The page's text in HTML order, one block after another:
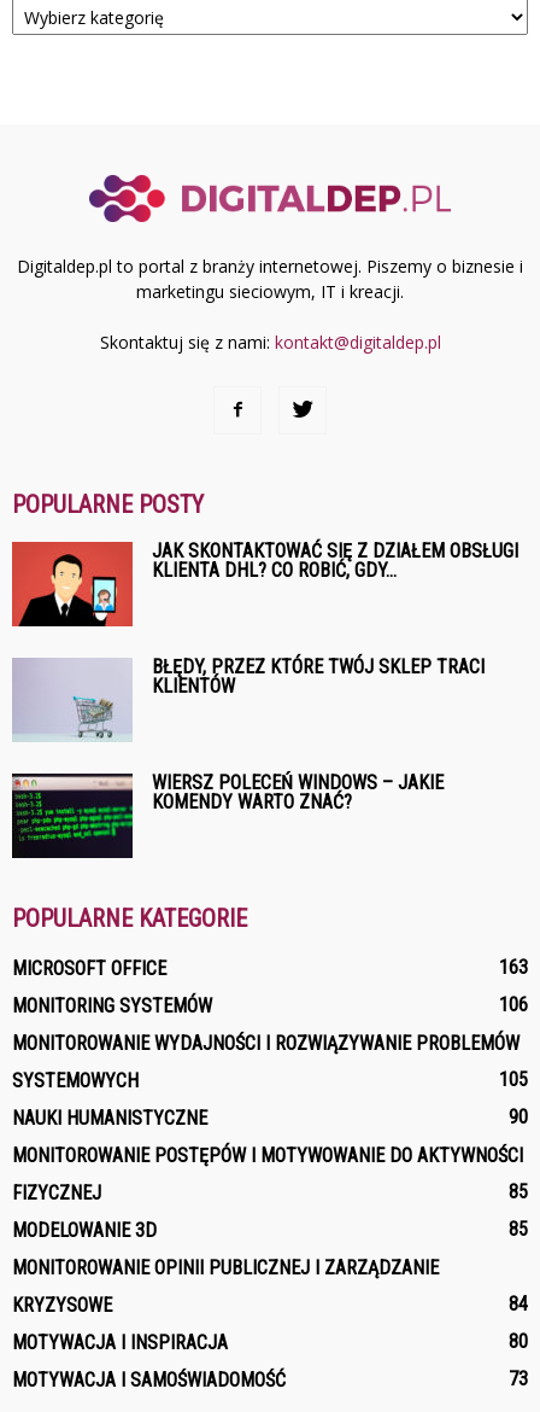
Digitaldep.pl to portal z branży internetowej. Piszemy o biznesie i
marketingu sieciowym, IT i kreacji.
Skontaktuj się z nami: kontakt@digitaldep.pl
POPULARNE POSTY
JAK SKONTAKTOWAĆ SIĘ Z DZIAŁEM OBSŁUGI
KLIENTA DHL? CO ROBIĆ, GDY...
BŁĘDY, PRZEZ KTÓRE TWÓJ SKLEP TRACI
KLIENTÓW
WIERSZ POLECEŃ WINDOWS – JAKIE
KOMENDY WARTO ZNAĆ?
POPULARNE KATEGORIE
MICROSOFT OFFICE
163
MONITORING SYSTEMÓW
106
MONITOROWANIE WYDAJNOŚCI I ROZWIĄZYWANIE PROBLEMÓW
SYSTEMOWYCH
105
NAUKI HUMANISTYCZNE
90
MONITOROWANIE POSTĘPÓW I MOTYWOWANIE DO AKTYWNOŚCI
FIZYCZNEJ
85
MODELOWANIE 3D
85
MONITOROWANIE OPINII PUBLICZNEJ I ZARZĄDZANIE
KRYZYSOWE
84
MOTYWACJA I INSPIRACJA
80
MOTYWACJA I SAMOŚWIADOMOŚĆ
73